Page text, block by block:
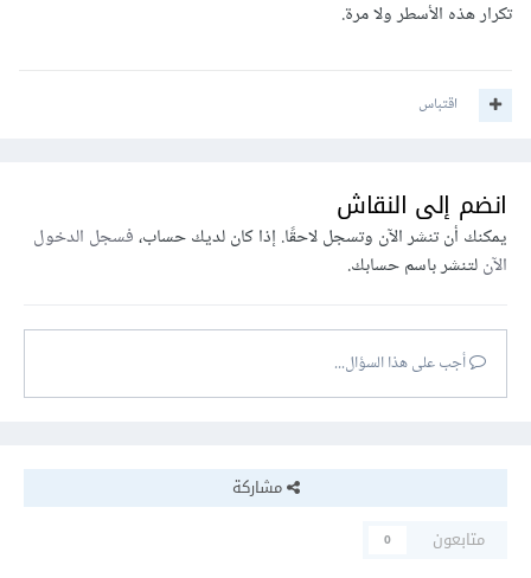
تكرار هذه الأسطر ولا مرة.
اقتباس
انضم إلى النقاش
يمكنك أن تنشر الآن وتسجل لاحقًا. إذا كان لديك حساب،فسجل الدخول
الآنلتنشر باسم حسابك.
أجب على هذا السؤال...
مشاركة
متابعون
0